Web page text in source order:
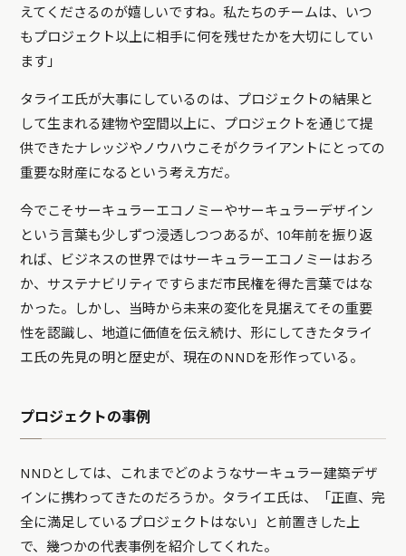
えてくださるのが嬉しいですね。私たちのチームは、いつ
もプロジェクト以上に相手に何を残せたかを大切にしてい
ます」
タライエ氏が大事にしているのは、プロジェクトの結果と
して生まれる建物や空間以上に、プロジェクトを通じて提
供できたナレッジやノウハウこそがクライアントにとっての
重要な財産になるという考え方だ。
今でこそサーキュラーエコノミーやサーキュラーデザイン
という言葉も少しずつ浸透しつつあるが、10年前を振り返
れば、ビジネスの世界ではサーキュラーエコノミーはおろ
か、サステナビリティですらまだ市民権を得た言葉ではな
かった。しかし、当時から未来の変化を見据えてその重要
性を認識し、地道に価値を伝え続け、形にしてきたタライ
エ氏の先見の明と歴史が、現在のNNDを形作っている。
プロジェクトの事例
NNDとしては、これまでどのようなサーキュラー建築デザ
インに携わってきたのだろうか。タライエ氏は、「正直、完
全に満足しているプロジェクトはない」と前置きした上
で、幾つかの代表事例を紹介してくれた。